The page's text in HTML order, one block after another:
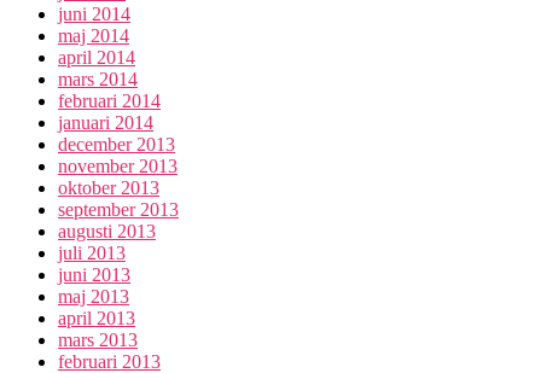
juni 2014
maj 2014
april 2014
mars 2014
februari 2014
januari 2014
december 2013
november 2013
oktober 2013
september 2013
augusti 2013
juli 2013
juni 2013
maj 2013
april 2013
mars 2013
februari 2013